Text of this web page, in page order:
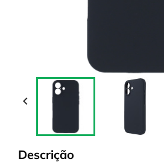

Descrição